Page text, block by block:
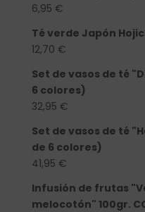
6,95 €
Té verde Japón
12,70 €
Set de vasos de té
6 colores)
32,95 €
Set de vasos de té
de 6 colores)
41,95 €
Infusión de frutas
melocotón" 100gr.